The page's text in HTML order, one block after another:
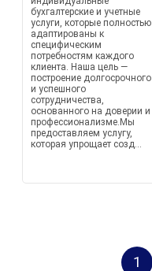
бухгалтерские и учетные
услуги, которые полностью
адаптированы к
специфическим
потребностям каждого
клиента. Наша цель —
построение долгосрочного
и успешного
сотрудничества,
основанного на доверии и
профессионализме.Мы
предоставляем услугу,
которая упрощает созд...
1